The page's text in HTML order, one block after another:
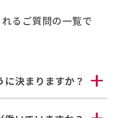
るご質問の一覧で
決まりますか？